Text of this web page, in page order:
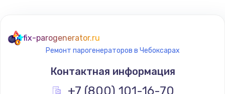
Замена термостата
1200 руб.
Заказать
fix-parogenerator.ru
Ремонт парогенераторов в Чебоксарах
Контактная информация
+7 (800) 101-16-70